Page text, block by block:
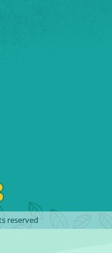
reserved